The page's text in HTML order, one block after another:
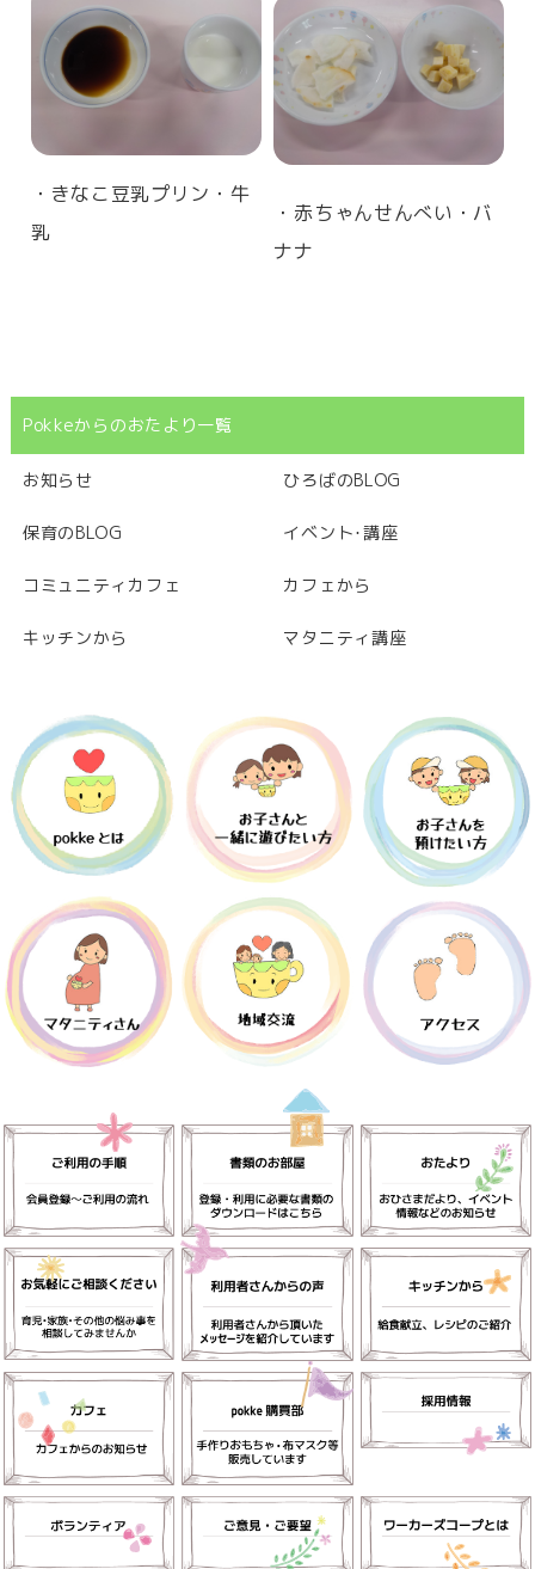
・きなこ豆乳プリン・牛
乳
・赤ちゃんせんべい・バ
ナナ
Pokkeからのおたより一覧
お知らせ ひろばのBLOG
保育のBLOG イベント･講座
コミュニティカフェ カフェから
キッチンから マタニティ講座